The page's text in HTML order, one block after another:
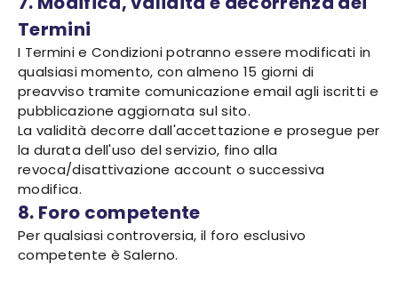
Termini
I Termini e Condizioni potranno essere modificati in
qualsiasi momento, con almeno 15 giorni di
preavviso tramite comunicazione email agli iscritti e
pubblicazione aggiornata sul sito.
La validità decorre dall'accettazione e prosegue per
la durata dell'uso del servizio, fino alla
revoca/disattivazione account o successiva
modifica.
8. Foro competente
Per qualsiasi controversia, il foro esclusivo
competente è Salerno.